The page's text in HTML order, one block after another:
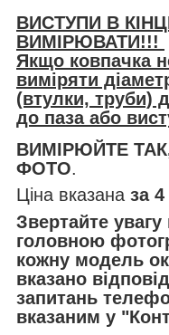
ВИСТУПИ В
ВИМІРЮВАТИ!!!
Якщо ковпачка
виміряти
(втулки, труби)
до паза або
ВИМІРЮЙТЕ
ФОТО.
Ціна вказана за
Звертайте
головною
кожну модель
вказано
запитань
вказаним у